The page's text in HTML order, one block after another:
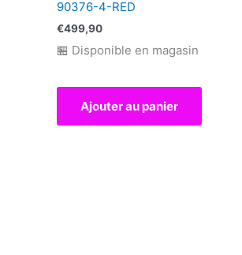
90376-4-RED
€499,90
🏪 Disponible en magasin
Ajouter au panier